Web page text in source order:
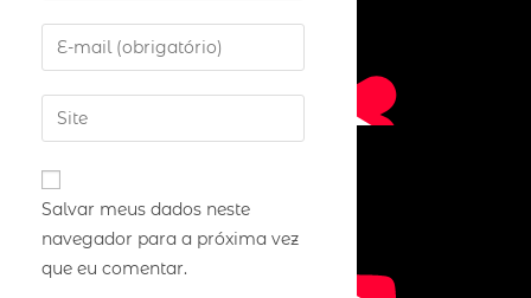
Salvar meus dados neste
navegador para a próxima vez
que eu comentar.